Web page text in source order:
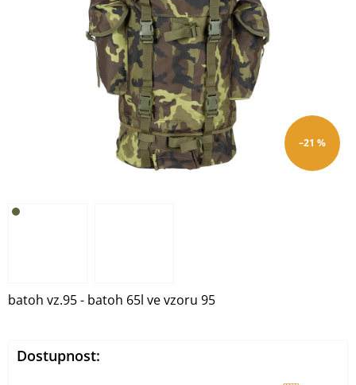
–21 %
batoh vz.95 - batoh 65l ve vzoru 95
Dostupnost: